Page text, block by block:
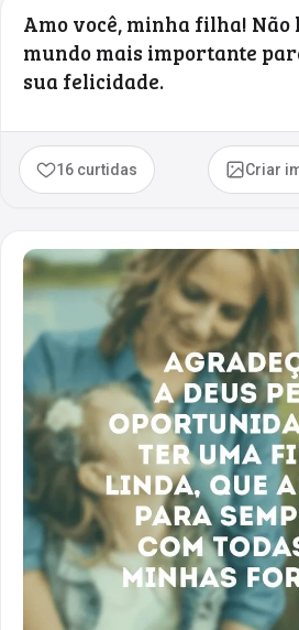
Amo você, minha filha! Não
mundo mais importante
sua felicidade.
16 curtidas Criar